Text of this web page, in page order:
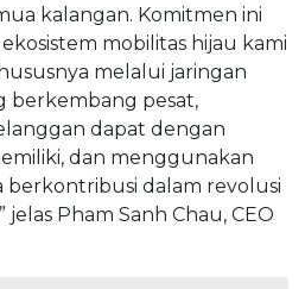
kalangan. Komitmen ini
mobilitas hijau kami
melalui jaringan
berkembang pesat,
dapat dengan
dan menggunakan
berkontribusi dalam revolusi
Pham Sanh Chau, CEO